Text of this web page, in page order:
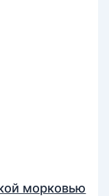
морковью